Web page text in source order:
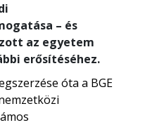
– és
az egyetem
erősítéséhez.
óta a BGE